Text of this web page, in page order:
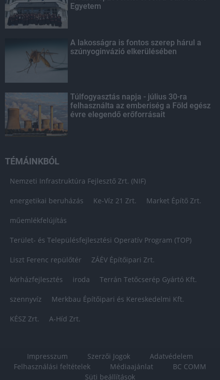
Egyetem
A lakosságra is fontos szerep hárul a
szúnyoginvázió elkerülésében
Túlfogyasztás napja - július 30-ra
felhasználta az emberiség a Föld egész
évre elegendő erőforrásait
TÉMÁINKBÓL
Nemzeti Infrastruktúra Fejlesztő Zrt. (NIF)
energetikai beruházás Ke-Víz 21 Zrt. Market Építő Zrt.
műemlékfelújítás
Terület- és Településfejlesztési Operatív Program (TOP)
Liszt Ferenc repülőtér ZÁÉV Építőipari Zrt.
kórházfejlesztés iroda Terrán Tetőcserép Gyártó Kft.
szennyvíz Merkbau Építőipari és Kereskedelmi Kft.
KÉSZ Zrt. A-Híd Zrt.
Impresszum Szerzői Jogok
Adatvédelem
Felhasználási feltételek
Médiaajánlat
BC COMM
Süti beállítások